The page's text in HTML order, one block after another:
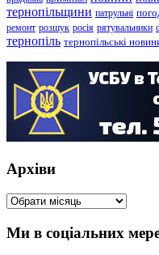
тернопільщини патрульні
ремонт розшук росія рятувальники
тернопіль тернопільські
Архіви
Архіви
Ми в соціальних